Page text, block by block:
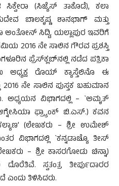
(ಸಿಜ್ಯೆಸ್ ತಾಕೊಡೆ), ಕಲಾ
ಬಾಲಕೃಷ್ಣ ಶಾನಭಾಗ್ ಮತ್ತು
ಅಂತೋನ್ ಸಿದ್ದಿ, ಯಲ್ಲಾಪುರ ಇವರಿಗೆ
2016 ನೇ ಸಾಲಿನ ಗೌರವ ಪ್ರಶಸ್ತಿ
ಪ್ರೆಸ್‍ಕ್ಲಬ್‍ನಲ್ಲಿ ನಡೆದ ಪತ್ರಿಕಾ
ಅಧ್ಯಕ್ಷ ರೊಯ್ ಕ್ಯಾಸ್ತೆಲಿನೊ ಈ
ನೇ ಸಾಲಿನ ಪುಸ್ತಕ ಬಹುಮಾನ
ಅಧ್ಯಯನ ವಿಭಾಗದಲ್ಲಿ – `ಅಮೃತ್
ಫ್ರ್ಯಾಂಕ್ ಬಿ.ಎಸ್.) ಕವನ
(ಲೇಖಕರು – ಶ್ರೀ ಉಮೇಶ್
ವಿಭಾಗದಲ್ಲಿ `ಕನ್ನಡಾಚ್ಯೊ ತೀಸ್
– ಶ್ರೀ ಕಾಸರಗೋಡು ಚಿನ್ನಾ)
ಸ್ವತಂತ್ರ ತೀರ್ಪುದಾರರ
ತಿಳಿಸಿದರು.